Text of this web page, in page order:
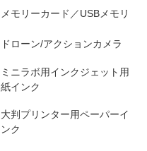
メモリーカード／USBメモリ
ドローン/アクションカメラ
ミニラボ用インクジェット用
紙インク
大判プリンター用ペーパーイ
ンク